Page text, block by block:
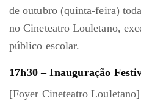
de outubro (quinta-feira)
no Cineteatro Louletano,
público escolar.
17h30 – Inauguração
[Foyer Cineteatro Louletano]